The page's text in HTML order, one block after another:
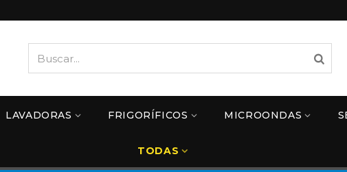
LAVADORAS FRIGORÍFICOS MICROONDAS
TODAS